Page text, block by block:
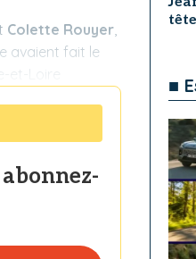
Colette Rouyer
avaient fait le
Loire
■